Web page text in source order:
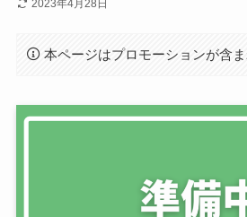
2023年4月28日
本ページはプロモーションが含